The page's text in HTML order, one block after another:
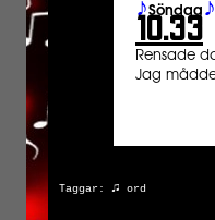
Söndag
10.33
Rensade
Jag
Taggar: ♫ ord